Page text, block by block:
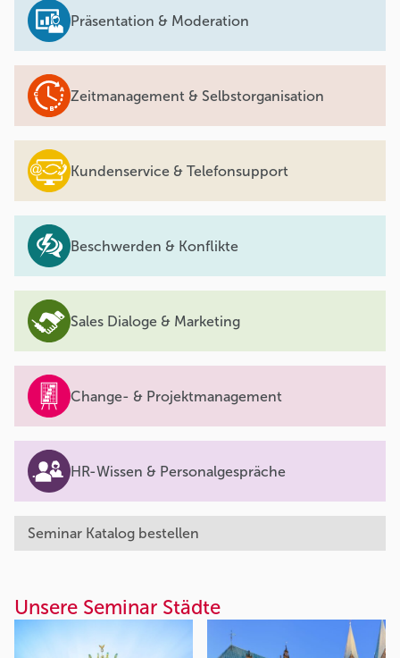
Präsentation & Moderation
Zeitmanagement & Selbstorganisation
Kundenservice & Telefonsupport
Beschwerden & Konflikte
Sales Dialoge & Marketing
Change- & Projektmanagement
HR-Wissen & Personalgespräche
Seminar Katalog bestellen
Unsere Seminar Städte